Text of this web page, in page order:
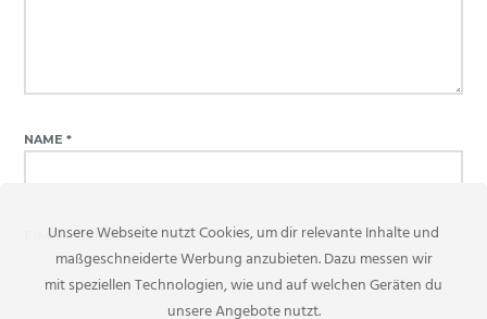
NAME*
E-MAIL-ADRESSE*
Unsere Webseite nutzt Cookies, um dir relevante Inhalte und
maßgeschneiderte Werbung anzubieten. Dazu messen wir
mit speziellen Technologien, wie und auf welchen Geräten du
unsere Angebote nutzt.